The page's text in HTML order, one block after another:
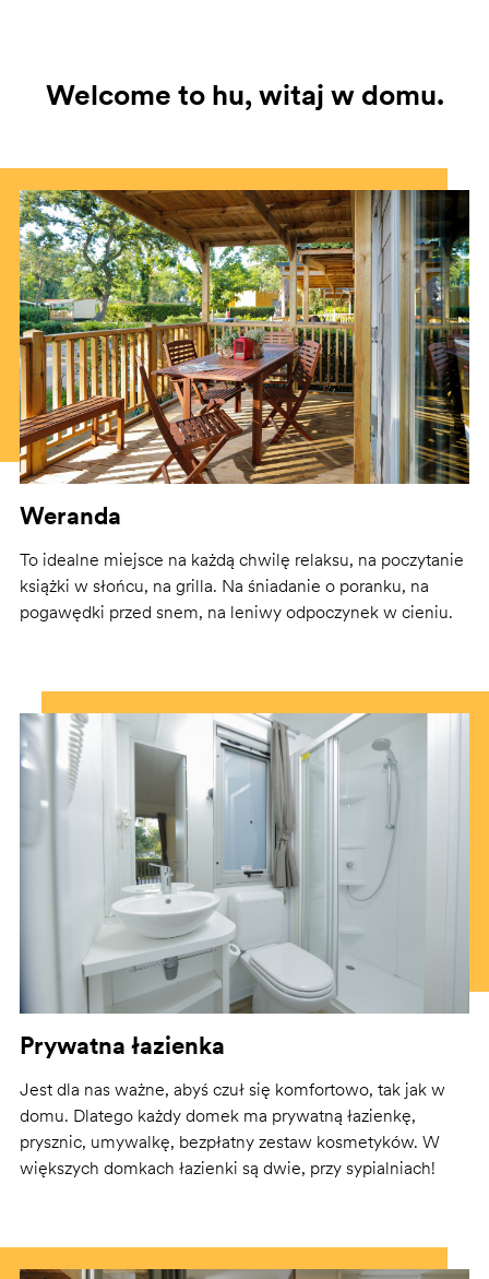
Welcome to hu, witaj w domu.
Weranda
To idealne miejsce na każdą chwilę relaksu, na poczytanie
książki w słońcu, na grilla. Na śniadanie o poranku, na
pogawędki przed snem, na leniwy odpoczynek w cieniu.
Prywatna łazienka
Jest dla nas ważne, abyś czuł się komfortowo, tak jak w
domu. Dlatego każdy domek ma prywatną łazienkę,
prysznic, umywalkę, bezpłatny zestaw kosmetyków. W
większych domkach łazienki są dwie, przy sypialniach!